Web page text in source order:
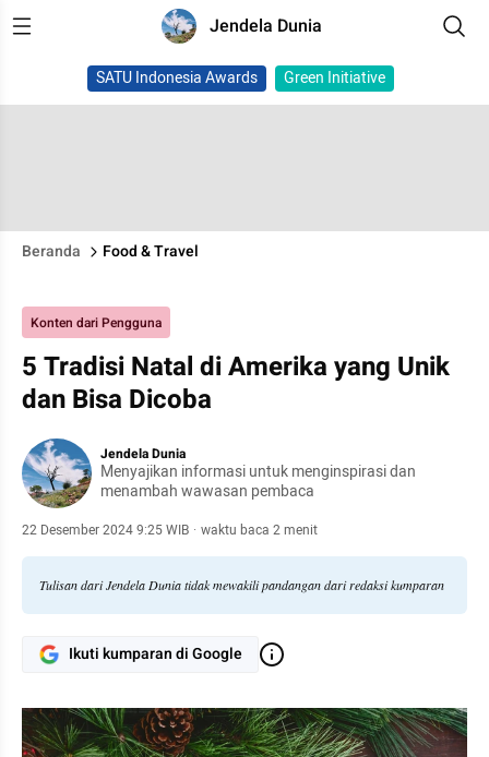
Jendela Dunia
SATU Indonesia Awards Green Initiative
Beranda Food & Travel
Konten dari Pengguna
5 Tradisi Natal di Amerika yang Unik
dan Bisa Dicoba
Jendela Dunia
Menyajikan informasi untuk menginspirasi dan
menambah wawasan pembaca
22 Desember 2024 9:25 WIB · waktu baca 2 menit
Tulisan dari Jendela Dunia tidak mewakili pandangan dari redaksi kumparan
Ikuti kumparan di Google